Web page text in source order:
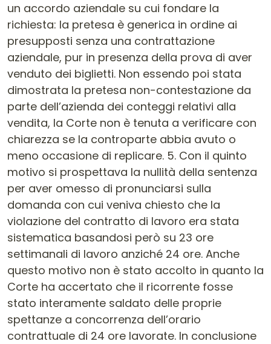
un accordo aziendale su cui fondare la
richiesta: la pretesa è generica in ordine ai
presupposti senza una contrattazione
aziendale, pur in presenza della prova di aver
venduto dei biglietti. Non essendo poi stata
dimostrata la pretesa non-contestazione da
parte dell’azienda dei conteggi relativi alla
vendita, la Corte non è tenuta a verificare con
chiarezza se la controparte abbia avuto o
meno occasione di replicare. 5. Con il quinto
motivo si prospettava la nullità della sentenza
per aver omesso di pronunciarsi sulla
domanda con cui veniva chiesto che la
violazione del contratto di lavoro era stata
sistematica basandosi però su 23 ore
settimanali di lavoro anziché 24 ore. Anche
questo motivo non è stato accolto in quanto la
Corte ha accertato che il ricorrente fosse
stato interamente saldato delle proprie
spettanze a concorrenza dell’orario
contrattuale di 24 ore lavorate. In conclusione